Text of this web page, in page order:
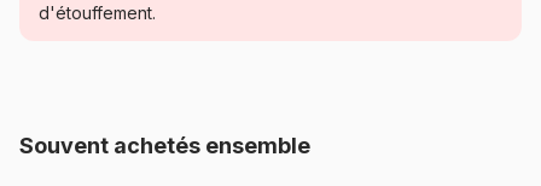
Provenance Fabriqué en France
d'étouffement.
Souvent achetés ensemble